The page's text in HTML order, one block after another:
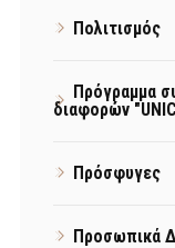
Πολιτισμός
Πρόγραμμα
διαφορών
Πρόσφυγες
Προσωπικά